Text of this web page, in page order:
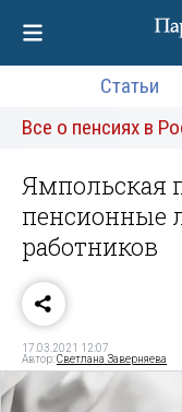
Статьи
Все о пенсиях в
Ямпольская
пенсионные
работников
17.03.2021 12:07
Автор:Светлана Заверняева